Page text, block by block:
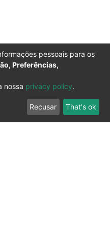
pessoais para os
Preferências,
nossa privacy policy.
Recusar That's ok